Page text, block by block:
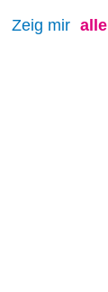
Zeig mir alle